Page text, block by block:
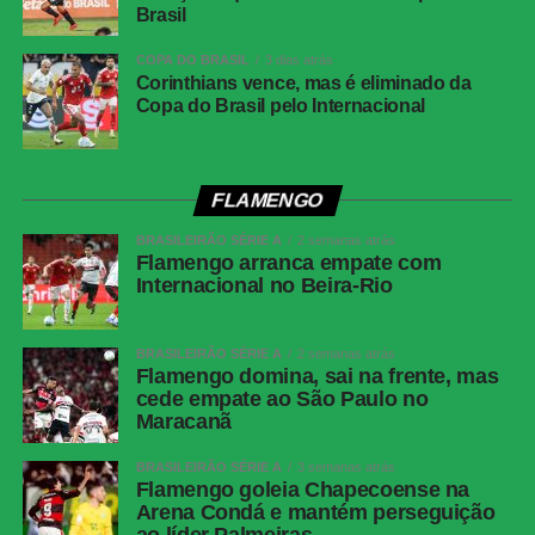
TÉCNICA
Partida
Vitória 4 x 0 Athletico-PR
Competição
Barradão, Salvador (BA)
Horário
20h (de Brasília)
Cartões
amarelos
Cartões
vermelhos
Nenhum
Árbitro
Braulio da Silva Machado (SC)
Assistentes
Gizeli Casaril (SC) e Alex dos Santos (SC)
VAR
Emerson de Almeida Ferreira (MG)
Brasil
COPA DO BRASIL 3 dias atrás
Corinthians vence, mas é eliminado da
Copa do Brasil pelo Internacional
FLAMENGO
BRASILEIRÃO SÉRIE A 2 semanas atrás
Flamengo arranca empate com
Internacional no Beira-Rio
BRASILEIRÃO SÉRIE A 2 semanas atrás
Flamengo domina, sai na frente, mas
cede empate ao São Paulo no
Maracanã
BRASILEIRÃO SÉRIE A 3 semanas atrás
Flamengo goleia Chapecoense na
Arena Condá e mantém perseguição